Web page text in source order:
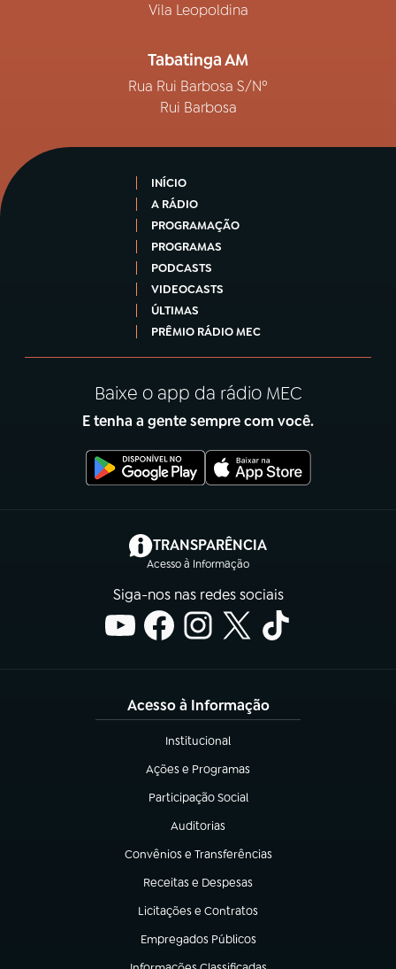
Vila Leopoldina
Tabatinga AM
Rua Rui Barbosa S/Nº
Rui Barbosa
INÍCIO
A RÁDIO
PROGRAMAÇÃO
PROGRAMAS
PODCASTS
VIDEOCASTS
ÚLTIMAS
PRÊMIO RÁDIO MEC
Baixe o app da rádio MEC
E tenha a gente sempre com você.
TRANSPARÊNCIA
Acesso à Informação
(abre em nova aba)
Siga-nos nas redes sociais
Acesso à Informação
Institucional
(abre em nova aba)
Ações e Programas
(abre em nova aba)
Participação Social
(abre em nova aba)
Auditorias
(abre em nova aba)
Convênios e Transferências
(abre em nova aba)
Receitas e Despesas
(abre em nova aba)
Licitações e Contratos
(abre em nova aba)
Empregados Públicos
(abre em nova aba)